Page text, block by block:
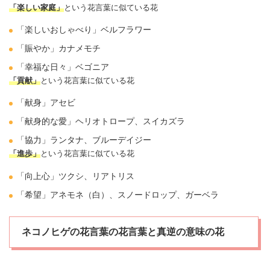
「楽しい家庭」という花言葉に似ている花
「楽しいおしゃべり」ベルフラワー
「賑やか」カナメモチ
「幸福な日々」 ベゴニア
「貢献」という花言葉に似ている花
「献身」 アセビ
「献身的な愛 」 ヘリオトロープ、 スイカズラ
「協力」 ランタナ、ブルーデイジー
「進歩」という花言葉に似ている花
「向上心」ツクシ、リアトリス
「希望 」 アネモネ （白）、 スノードロップ、 ガーベラ
ネコノヒゲの花言葉の花言葉と真逆の意味の花